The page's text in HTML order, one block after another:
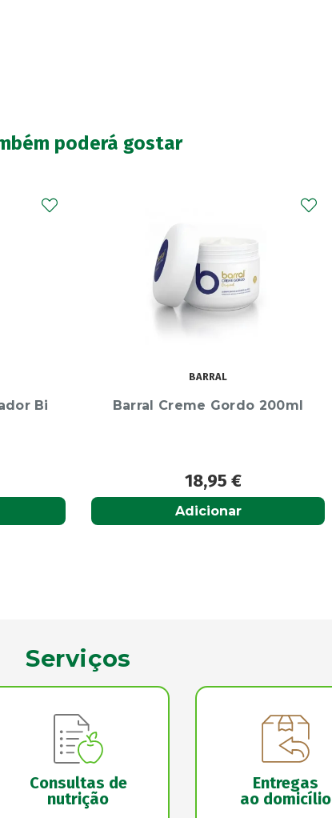
poderá gostar
GINECANESBALANCE
Gyno-Canesbalance Gel
19,90€
Adicionar
Serviços
Consultas de
nutrição
Entregas
ao domicílio